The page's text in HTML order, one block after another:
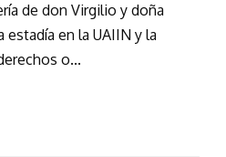
de don Virgilio y doña
estadía en la UAIIN y la
o...